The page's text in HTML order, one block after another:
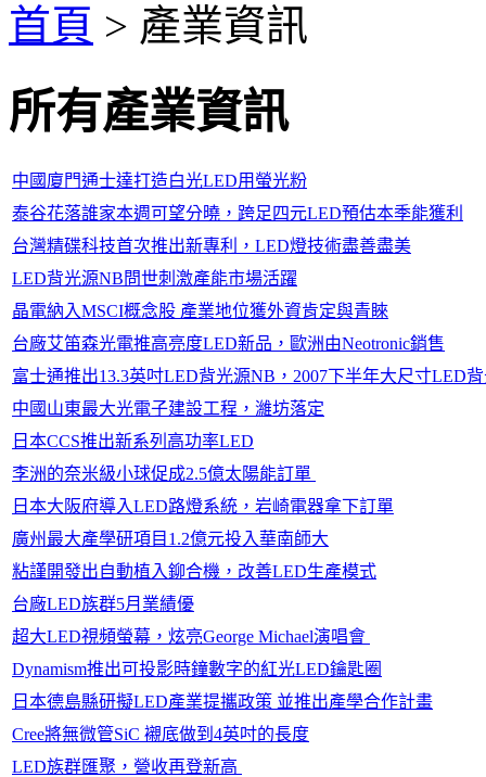
首頁 > 產業資訊
所有產業資訊
中國廈門通士達打造白光LED用螢光粉
泰谷花落誰家本週可望分曉，跨足四元LED預估本季能獲利
台灣精碟科技首次推出新專利，LED燈技術盡善盡美
LED背光源NB問世刺激產能市場活躍
晶電納入MSCI概念股 產業地位獲外資肯定與青睞
台廠艾笛森光電推高亮度LED新品，歐洲由Neotronic銷售
富士通推出13.3英吋LED背光源NB，2007下半年大尺寸LED
中國山東最大光電子建設工程，濰坊落定
日本CCS推出新系列高功率LED
李洲的奈米級小球促成2.5億太陽能訂單
日本大阪府導入LED路燈系統，岩崎電器拿下訂單
廣州最大產學研項目1.2億元投入華南師大
粘謹開發出自動植入鉚合機，改善LED生產模式
台廠LED族群5月業績優
超大LED視頻螢幕，炫亮George Michael演唱會
Dynamism推出可投影時鐘數字的紅光LED鑰匙圈
日本德島縣研擬LED產業提攜政策 並推出產學合作計畫
Cree將無微管SiC 襯底做到4英吋的長度
LED族群匯聚，營收再登新高